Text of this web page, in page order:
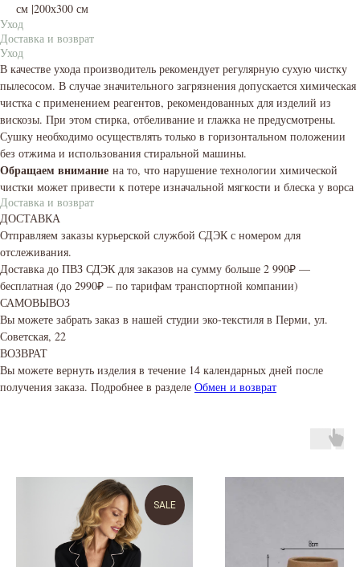
см |200х300 см
Уход
Доставка и возврат
Уход
В качестве ухода производитель рекомендует регулярную сухую чистку
пылесосом. В случае значительного загрязнения допускается химическая
чистка с применением реагентов, рекомендованных для изделий из
вискозы. При этом стирка, отбеливание и глажка не предусмотрены.
Сушку необходимо осуществлять только в горизонтальном положении
без отжима и использования стиральной машины.
Обращаем внимание на то, что нарушение технологии химической
чистки может привести к потере изначальной мягкости и блеска у ворса
Доставка и возврат
ДОСТАВКА
Отправляем заказы курьерской службой СДЭК с номером для
отслеживания.
Доставка до ПВЗ СДЭК для заказов на сумму больше 2 990₽ —
бесплатная (до 2990₽ – по тарифам транспортной компании)
САМОВЫВОЗ
Вы можете забрать заказ в нашей студии эко-текстиля в Перми, ул.
Советская, 22
ВОЗВРАТ
Вы можете вернуть изделия в течение 14 календарных дней после
получения заказа. Подробнее в разделе Обмен и возврат
SALE